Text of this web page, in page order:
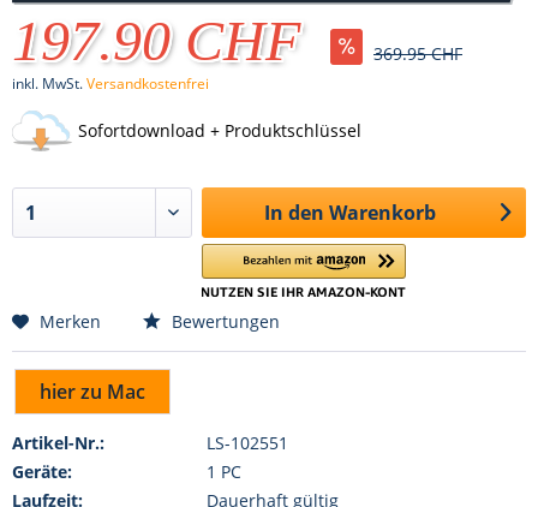
197.90 CHF 369.95 CHF
inkl. MwSt.Versandkostenfrei
Sofortdownload + Produktschlüssel
In den Warenkorb
Merken Bewertungen
hier zu Mac
Artikel-Nr.:
LS-102551
Geräte:
1 PC
Laufzeit:
Dauerhaft gültig